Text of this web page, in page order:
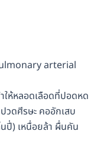
arterial
ห้หลอดเลือดที่ปอดหด
วดศีรษะ คออักเสบ
ปี่) เหนื่อยล้า ผื่นคัน